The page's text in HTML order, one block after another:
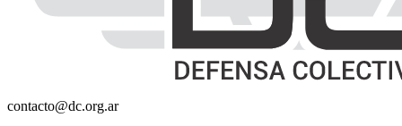
contacto@dc.org.ar